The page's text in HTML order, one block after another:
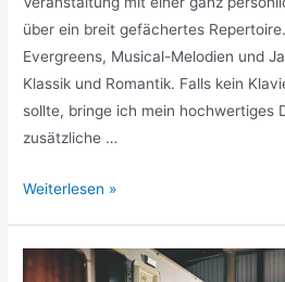
über ein breit gefächertes
Evergreens, Musical-Melodien und
Klassik und Romantik. Falls kein
sollte, bringe ich mein hochwertiges
zusätzliche …
Weiterlesen »